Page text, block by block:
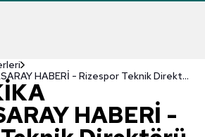
SON DAKİKA GALATASARAY HABERİ - Rizespor Teknik Direktörü Hamza Hamzaoğlu: "Golden önce Alberk'e yapılan son pozisyon faul"
HABERİ -